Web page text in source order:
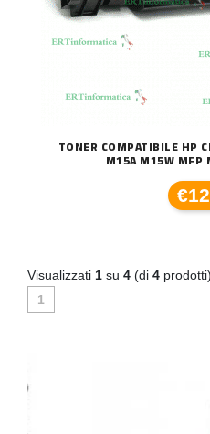
TONER COMPATIBILE HP
M15A M15W MFP
Visualizzati 1 su 4 (di 4 prodotti)
1